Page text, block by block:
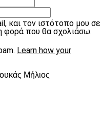
και τον ιστότοπο μου σε
φορά που θα σχολιάσω.
Learn how your
Μήλιος